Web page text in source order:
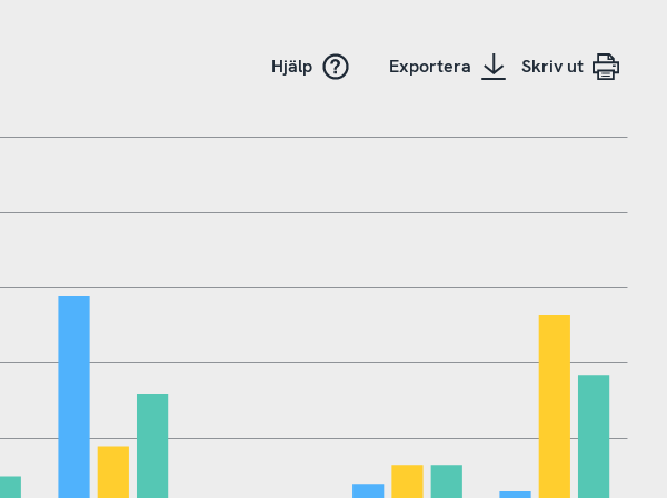
Hjälp Exportera Skriv ut